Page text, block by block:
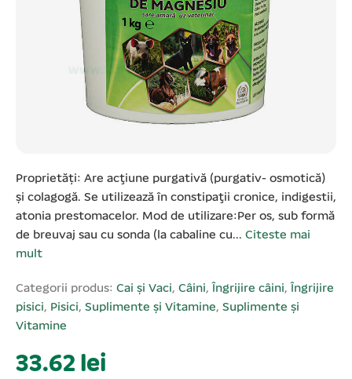
Proprietăți: Are acţiune purgativă (purgativ- osmotică)
şi colagogă. Se utilizează în constipaţii cronice, indigestii,
atonia prestomacelor. Mod de utilizare:Per os, sub formă
de breuvaj sau cu sonda (la cabaline cu... Citeste mai
mult
Categorii produs: Cai și Vaci, Câini, Îngrijire câini, Îngrijire
pisici, Pisici, Suplimente și Vitamine, Suplimente și
Vitamine
33.62 lei